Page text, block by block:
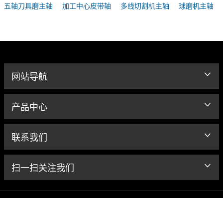
五轴刀具磨主轴
加工中心皮带轴 多线切割机主轴 球磨机主轴
网站导航
产品中心
联系我们
扫一扫关注我们